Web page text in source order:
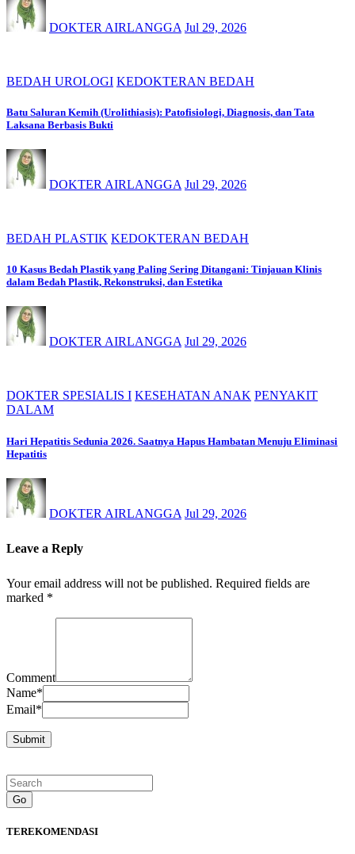
DOKTER AIRLANGGA Jul 29, 2026
BEDAH UROLOGI KEDOKTERAN BEDAH
Batu Saluran Kemih (Urolithiasis): Patofisiologi, Diagnosis, dan Tata
Laksana Berbasis Bukti
DOKTER AIRLANGGA Jul 29, 2026
BEDAH PLASTIK KEDOKTERAN BEDAH
10 Kasus Bedah Plastik yang Paling Sering Ditangani: Tinjauan Klinis
dalam Bedah Plastik, Rekonstruksi, dan Estetika
DOKTER AIRLANGGA Jul 29, 2026
DOKTER SPESIALIS I KESEHATAN ANAK PENYAKIT
DALAM
Hari Hepatitis Sedunia 2026. Saatnya Hapus Hambatan Menuju Eliminasi
Hepatitis
DOKTER AIRLANGGA Jul 29, 2026
Leave a Reply
Your email address will not be published. Required fields are
marked *
Comment
Name*
Email*
Go
TEREKOMENDASI